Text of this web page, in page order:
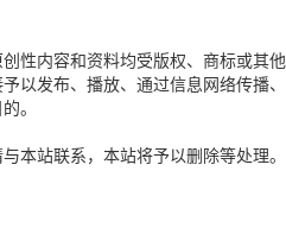
性内容和资料均受版权、商标或其他
以发布、播放、通过信息网络传播、
。
本站联系，本站将予以删除等处理。